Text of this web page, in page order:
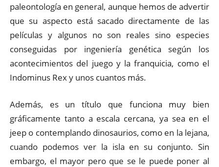
paleontología en general, aunque hemos de advertir
que su aspecto está sacado directamente de las
películas y algunos no son reales sino especies
conseguidas por ingeniería genética según los
acontecimientos del juego y la franquicia, como el
Indominus Rex y unos cuantos más.
Además, es un título que funciona muy bien
gráficamente tanto a escala cercana, ya sea en el
jeep o contemplando dinosaurios, como en la lejana,
cuando podemos ver la isla en su conjunto. Sin
embargo, el mayor pero que se le puede poner al